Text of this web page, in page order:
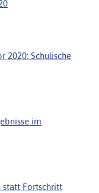
2020: Schulische
im
statt Fortschritt